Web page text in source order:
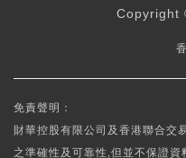
Copyright
免責聲明：
財華控股有限公司及香港聯合交
之準確性及可靠性,但並不保證